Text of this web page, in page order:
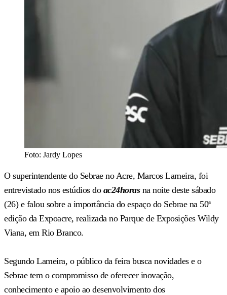
Foto: Jardy Lopes
O superintendente do Sebrae no Acre, Marcos Lameira, foi
entrevistado nos estúdios do ac24horasna noite deste sábado
(26) e falou sobre a importância do espaço do Sebrae na 50ª
edição da Expoacre, realizada no Parque de Exposições Wildy
Viana, em Rio Branco.
Segundo Lameira, o público da feira busca novidades e o
Sebrae tem o compromisso de oferecer inovação,
conhecimento e apoio ao desenvolvimento dos